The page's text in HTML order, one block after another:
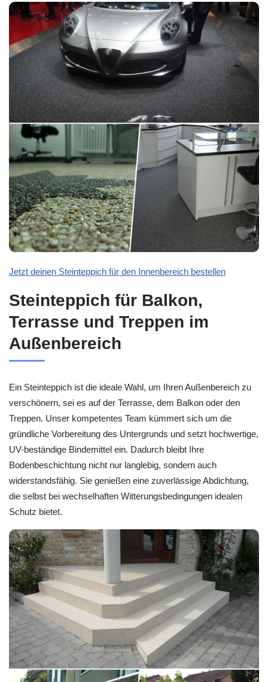
Jetzt deinen Steinteppich für den Innenbereich bestellen
Steinteppich für Balkon,
Terrasse und Treppen im
Außenbereich
Ein Steinteppich ist die ideale Wahl, um Ihren Außenbereich zu
verschönern, sei es auf der Terrasse, dem Balkon oder den
Treppen. Unser kompetentes Team kümmert sich um die
gründliche Vorbereitung des Untergrunds und setzt hochwertige,
UV-beständige Bindemittel ein. Dadurch bleibt Ihre
Bodenbeschichtung nicht nur langlebig, sondern auch
widerstandsfähig. Sie genießen eine zuverlässige Abdichtung,
die selbst bei wechselhaften Witterungsbedingungen idealen
Schutz bietet.